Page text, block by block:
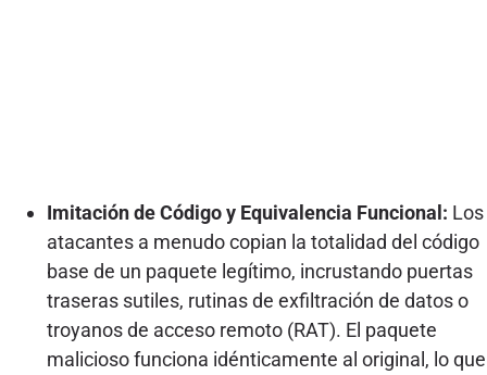
Imitación de Código y Equivalencia Funcional: Los
atacantes a menudo copian la totalidad del código
base de un paquete legítimo, incrustando puertas
traseras sutiles, rutinas de exfiltración de datos o
troyanos de acceso remoto (RAT). El paquete
malicioso funciona idénticamente al original, lo que